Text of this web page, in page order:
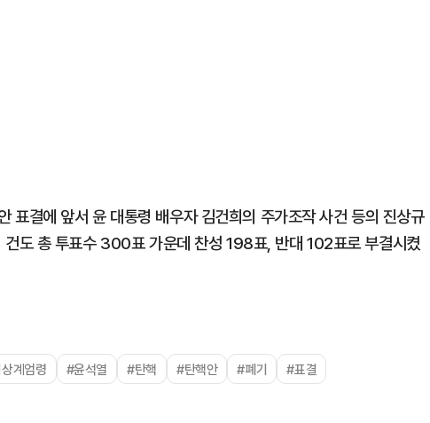
표결에 앞서 윤 대통령 배우자 김건희의 주가조작 사건 등의 진상규
건도 총 투표수 300표 가운데 찬성 198표, 반대 102표로 부결시켰
계엄령 #윤석열 #탄핵 #탄핵안 #폐기 #표결